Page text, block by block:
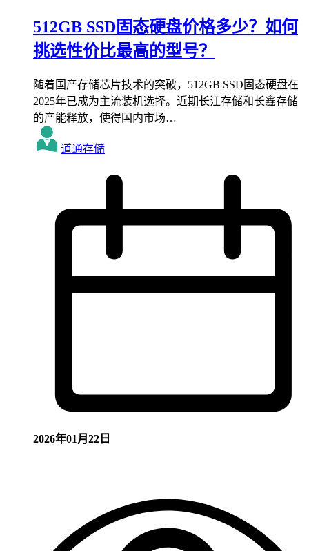
512GB SSD固态硬盘价格多少？如何
挑选性价比最高的型号？
随着国产存储芯片技术的突破，512GB SSD固态硬盘在
2025年已成为主流装机选择。近期长江存储和长鑫存储
的产能释放，使得国内市场…
道通存储
2026年01月22日